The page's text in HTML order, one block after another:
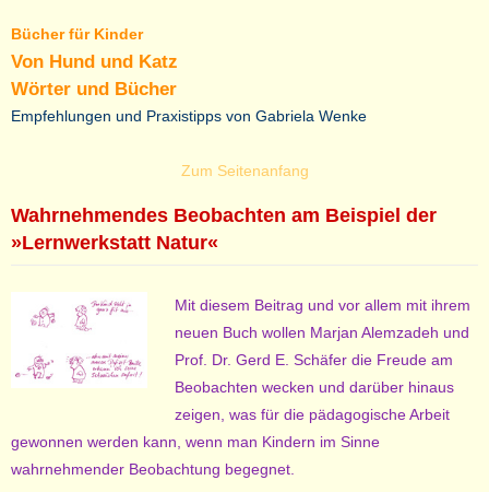
Bücher für Kinder
Von Hund und Katz
Wörter und Bücher
Empfehlungen und Praxistipps von Gabriela Wenke
Zum Seitenanfang
Wahrnehmendes Beobachten am Beispiel der
»Lernwerkstatt Natur«
Mit diesem Beitrag und vor allem mit ihrem
neuen Buch wollen Marjan Alemzadeh und
Prof. Dr. Gerd E. Schäfer die Freude am
Beobachten wecken und darüber hinaus
zeigen, was für die pädagogische Arbeit
gewonnen werden kann, wenn man Kindern im Sinne
wahrnehmender Beobachtung begegnet.